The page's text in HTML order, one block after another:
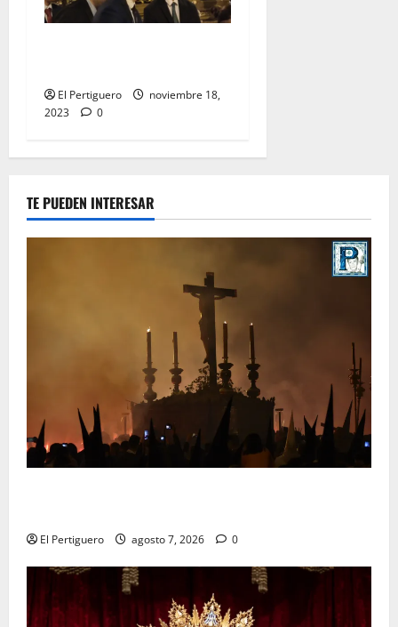
El Pertiguero
noviembre 18,
2023
0
TE PUEDEN INTERESAR
El Pertiguero agosto 7, 2026 0